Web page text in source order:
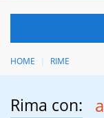
HOME RIME
Rima con: